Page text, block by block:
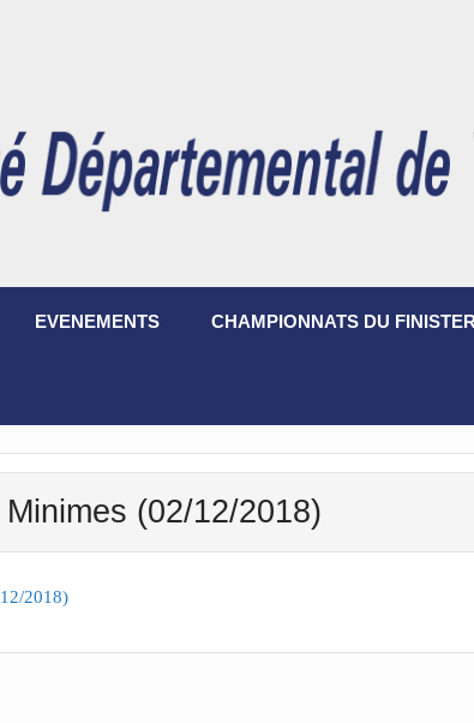
EVENEMENTS CHAMPIONNATS DU
(02/12/2018)
2018)